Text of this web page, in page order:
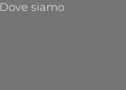
Dove siamo